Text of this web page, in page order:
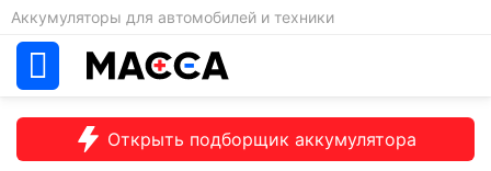
Аккумуляторы для автомобилей и техники
Открыть подборщик аккумулятора